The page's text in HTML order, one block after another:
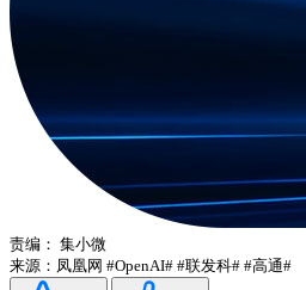
责编： 集小微
来源：凤凰网 #OpenAI# #联发科# #高通#